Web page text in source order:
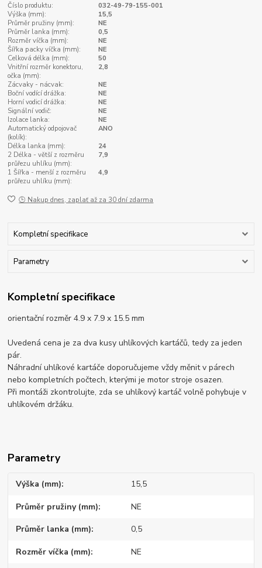
Číslo produktu:
032-49-79-155-001
Výška (mm):
15,5
Průměr pružiny (mm):
NE
Průměr lanka (mm):
0,5
Rozměr víčka (mm):
NE
Šířka packy víčka (mm):
NE
Celková délka (mm):
50
Vnitřní rozměr konektoru,
očka (mm):
2,8
Zácvaky - nácvak:
NE
Boční vodící drážka:
NE
Horní vodicí drážka:
NE
Signální vodič:
NE
Izolace lanka:
NE
Automatický odpojovač
(kolík):
ANO
Délka lanka (mm):
24
2 Délka - větší z rozměru
průřezu uhlíku (mm):
7,9
1 Šířka - menší z rozměru
průřezu uhlíku (mm):
4,9
🕒 Nakup dnes, zaplať až za 30 dní zdarma
Kompletní specifikace
Parametry
Kompletní specifikace
orientační rozměr 4.9 x 7.9 x 15.5 mm
Uvedená cena je za dva kusy uhlíkových kartáčů, tedy za jeden
pár.
Náhradní uhlíkové kartáče doporučujeme vždy měnit v párech
nebo kompletních počtech, kterými je motor stroje osazen.
Při montáži zkontrolujte, zda se uhlíkový kartáč volně pohybuje v
uhlíkovém držáku.
Parametry
Výška (mm) 15,5
Průměr pružiny (mm) NE
Průměr lanka (mm) 0,5
Rozměr víčka (mm) NE